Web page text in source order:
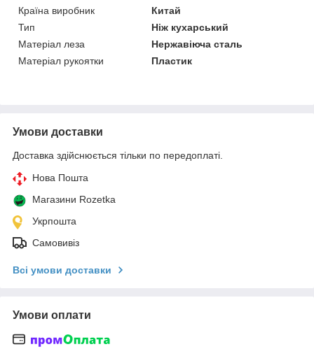
Країна виробник
Китай
Тип
Ніж кухарський
Матеріал леза
Нержавіюча сталь
Матеріал рукоятки
Пластик
Умови доставки
Доставка здійснюється тільки по передоплаті.
Нова Пошта
Магазини Rozetka
Укрпошта
Самовивіз
Всі умови доставки
Умови оплати